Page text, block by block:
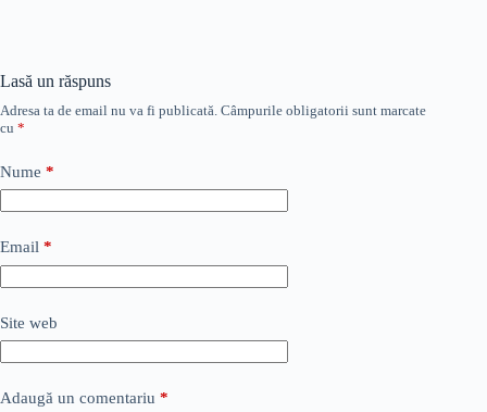
Lasă un răspuns
Adresa ta de email nu va fi publicată. Câmpurile obligatorii sunt marcate
cu *
Nume *
Email *
Site web
Adaugă un comentariu *